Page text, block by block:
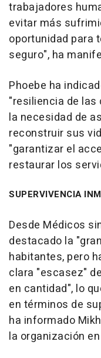
trabajadores
evitar más
oportunidad para
seguro", ha
Phoebe ha
"resiliencia de
la necesidad de
reconstruir sus
"garantizar el
restaurar los
SUPERVIVENCIA
Desde Médicos
destacado la
habitantes, pero
clara "escasez"
en cantidad", lo
en términos de
ha informado
la organización